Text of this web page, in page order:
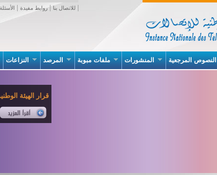
للاتصال بنا روابط مفيدة
النصوص المرجعية المنشورات ملفات مبوبة المرصد النزاعات
قرار الهيئة الوطنية